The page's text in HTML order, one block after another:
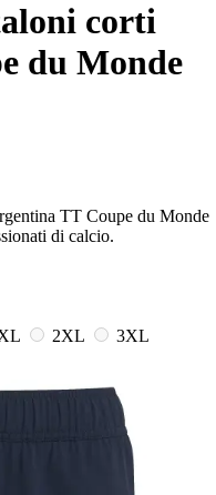
corti
du Monde
TT Coupe du Monde
di calcio.
2XL
3XL